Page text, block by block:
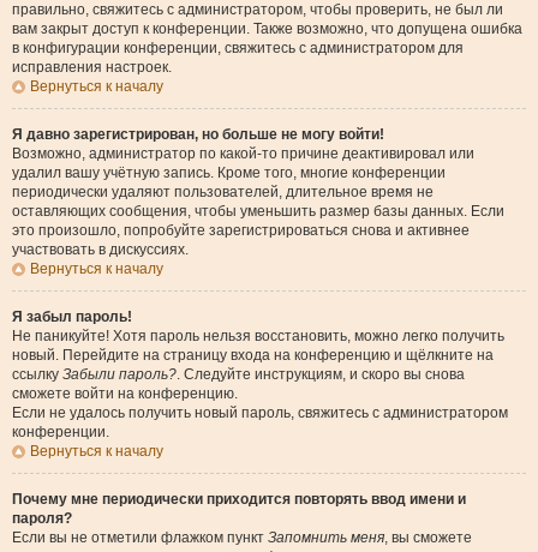
правильно, свяжитесь с администратором, чтобы проверить, не был ли
вам закрыт доступ к конференции. Также возможно, что допущена ошибка
в конфигурации конференции, свяжитесь с администратором для
исправления настроек.
Вернуться к началу
Я давно зарегистрирован, но больше не могу войти!
Возможно, администратор по какой-то причине деактивировал или
удалил вашу учётную запись. Кроме того, многие конференции
периодически удаляют пользователей, длительное время не
оставляющих сообщения, чтобы уменьшить размер базы данных. Если
это произошло, попробуйте зарегистрироваться снова и активнее
участвовать в дискуссиях.
Вернуться к началу
Я забыл пароль!
Не паникуйте! Хотя пароль нельзя восстановить, можно легко получить
новый. Перейдите на страницу входа на конференцию и щёлкните на
ссылку Забыли пароль?. Следуйте инструкциям, и скоро вы снова
сможете войти на конференцию.
Если не удалось получить новый пароль, свяжитесь с администратором
конференции.
Вернуться к началу
Почему мне периодически приходится повторять ввод имени и
пароля?
Если вы не отметили флажком пункт Запомнить меня, вы сможете